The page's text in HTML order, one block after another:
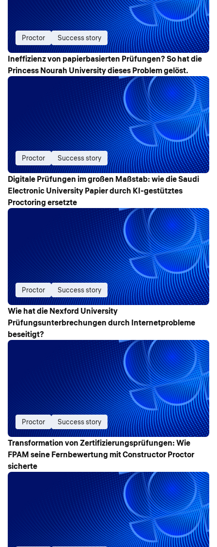
Proctor Success story
Ineffizienz von papierbasierten Prüfungen? So hat die
Princess Nourah University dieses Problem gelöst.
Proctor Success story
Digitale Prüfungen im großen Maßstab: wie die Saudi
Electronic University Papier durch KI-gestütztes
Proctoring ersetzte
Proctor Success story
Wie hat die Nexford University
Prüfungsunterbrechungen durch Internetprobleme
beseitigt?
Proctor Success story
Transformation von Zertifizierungsprüfungen: Wie
FPAM seine Fernbewertung mit Constructor Proctor
sicherte